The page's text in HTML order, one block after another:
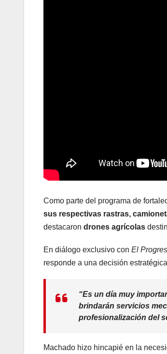
Como parte del programa de
sus respectivas rastras,
destacaron drones agrícolas
En diálogo exclusivo con El
responde a una decisión
“Es un día muy
brindarán servicios
profesionalización del
Machado hizo hincapié en la